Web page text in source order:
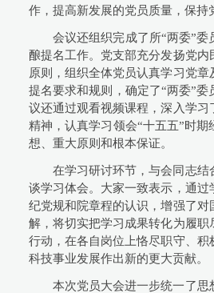
作，提高新发展的党员质量，保持
会议还组织完成了所“两委”
酿提名工作。党支部充分发扬党内
原则，组织全体党员认真学习党章
提名要求和规则，确定了“两委”委
议还通过观看视频课程，深入学习
精神，认真学习领会“十五五”时期
想、重大原则和根本保证。
在学习研讨环节，与会同志结
谈学习体会。大家一致表示，通过
纪党规和院章程的认识，增强了对
解，将切实把学习成果转化为履职
行动，在各自岗位上恪尽职守、积
科技事业发展作出新的更大贡献。
本次党员大会进一步统一了思